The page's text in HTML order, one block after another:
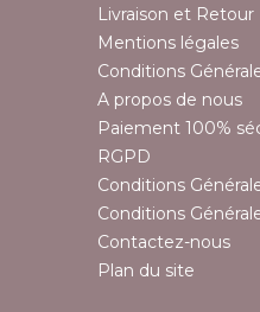
Livraison et Retour
Mentions légales
Conditions
A propos de nous
Paiement 100%
RGPD
Conditions
Conditions
Contactez-nous
Plan du site